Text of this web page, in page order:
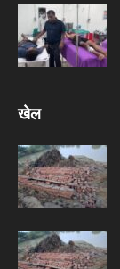
खेल